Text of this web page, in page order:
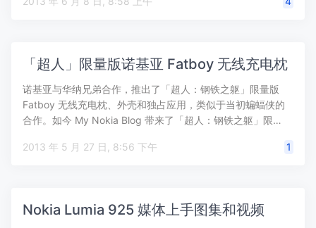
「超人」限量版诺基亚 Fatboy 无线充电枕
诺基亚与华纳兄弟合作，推出了「超人：钢铁之躯」限量版
Fatboy 无线充电枕、外壳和独占应用，类似于当初蝙蝠侠的
合作。如今 My Nokia Blog 带来了「超人：钢铁之躯」限…
2013 年 5 月 27 日, 8:56 下午 1
Nokia Lumia 925 媒体上手图集和视频